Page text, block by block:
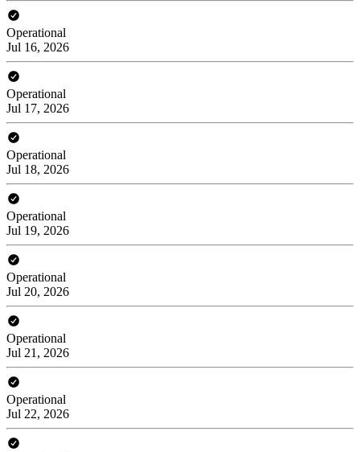
Operational
Jul 16, 2026
Operational
Jul 17, 2026
Operational
Jul 18, 2026
Operational
Jul 19, 2026
Operational
Jul 20, 2026
Operational
Jul 21, 2026
Operational
Jul 22, 2026